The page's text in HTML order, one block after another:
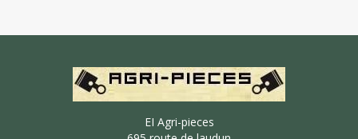
EI Agri-pieces